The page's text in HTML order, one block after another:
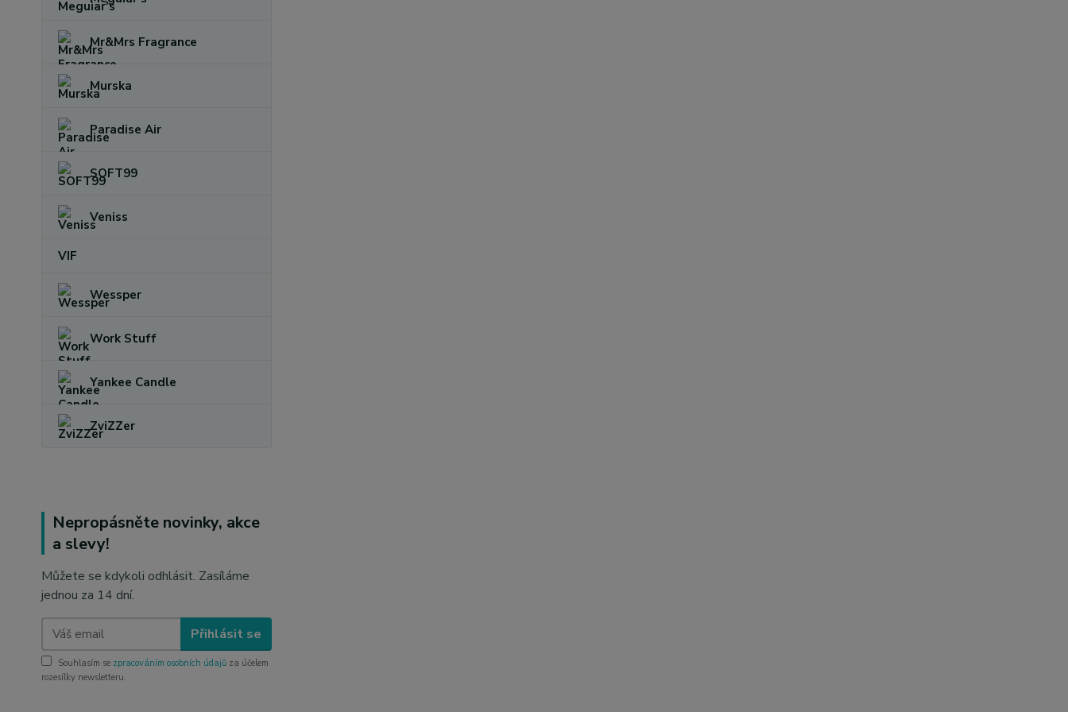
Mr&Mrs Fragrance
Murska
Paradise Air
SOFT99
Veniss
VIF
Wessper
Work Stuff
Yankee Candle
ZviZZer
Nepropásněte novinky, akce
a slevy!
Můžete se kdykoli odhlásit. Zasíláme
jednou za 14 dní.
Přihlásit se
Souhlasím se zpracováním osobních údajů za účelem
rozesílky newsletteru.